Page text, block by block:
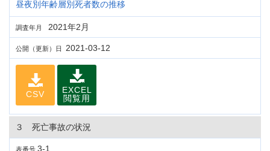
昼夜別年齢層別死者数の推移
調査年月 2021年2月
公開（更新）日 2021-03-12
CSV
EXCEL
閲覧用
３ 死亡事故の状況
表番号 3-1